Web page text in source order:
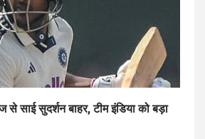
से साई सुदर्शन बाहर, टीम इंडिया को बड़ा